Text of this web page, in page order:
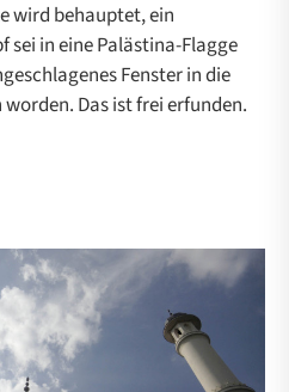
wird behauptet, ein
in eine Palästina-Flagge
Fenster in die
Das ist frei erfunden.